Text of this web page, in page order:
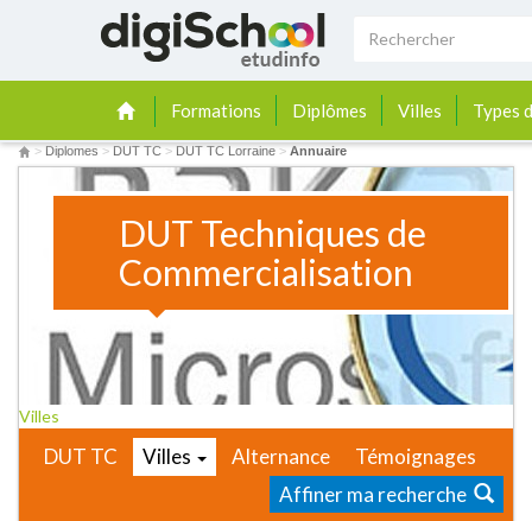
Formations Diplômes Villes Types
> Diplomes > DUT TC > DUT TC Lorraine > Annuaire
DUT Techniques de
Commercialisation
Villes
DUT TC Villes Alternance
Témoignages
Affiner ma recherche